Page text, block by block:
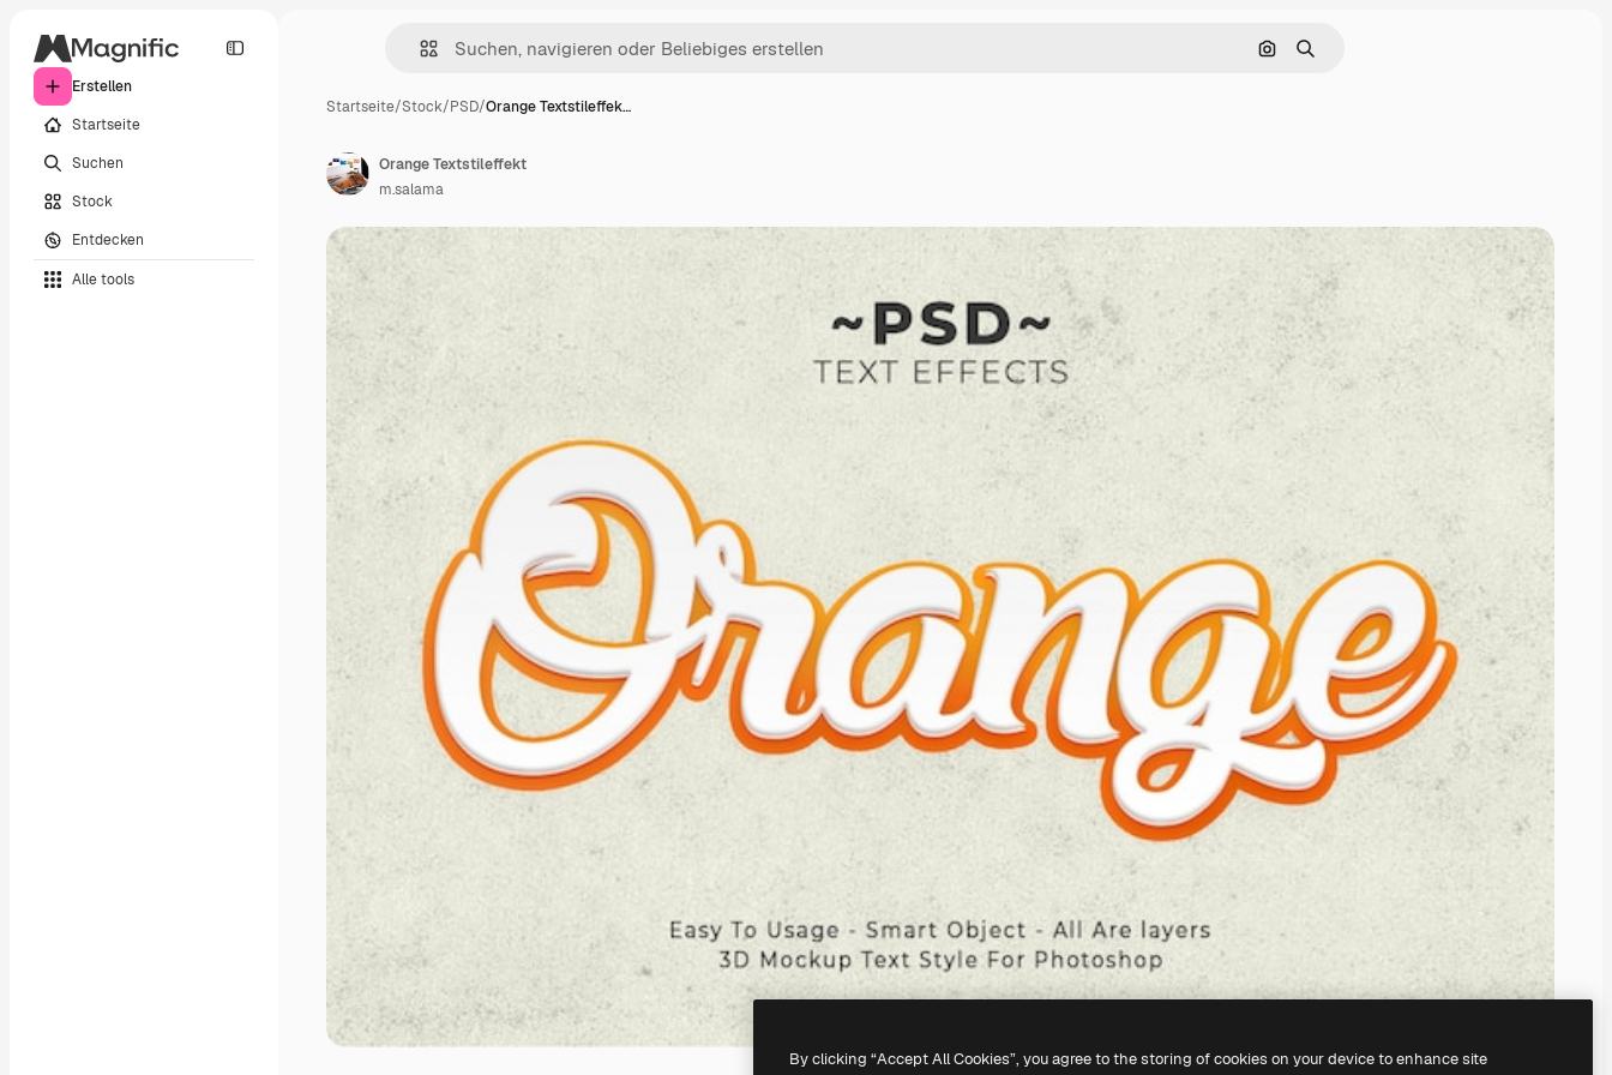
Erstellen
Startseite
Suchen
Stock
Entdecken
Alle tools
Nach Bild suchen
Suchen
Startseite/Stock/PSD/Orange Textstileffek…
Orange Textstileffekt
m.salama
By clicking “Accept All Cookies”, you agree to the storing of cookies on your device to enhance site